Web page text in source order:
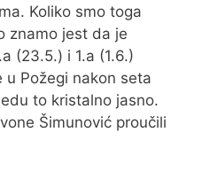
Koliko smo toga
znamo jest da je
(23.5.) i 1.a (1.6.)
u Požegi nakon seta
to kristalno jasno.
Šimunović proučili